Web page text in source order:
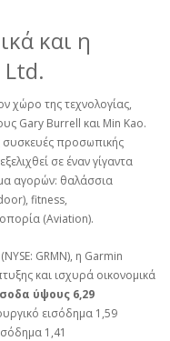
και η
χώρο της τεχνολογίας,
Gary Burrell και Min Kao.
συσκευές προσωπικής
σε έναν γίγαντα
αγορών: θαλάσσια
fitness,
(Aviation).
GRMN), η Garmin
και ισχυρά οικονομικά
ύψους 6,29
εισόδημα 1,59
1,41